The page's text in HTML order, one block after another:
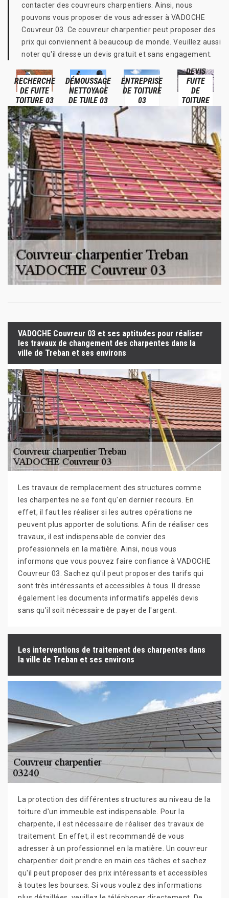
contacter des couvreurs charpentiers. Ainsi, nous
pouvons vous proposer de vous adresser à VADOCHE
Couvreur 03. Ce couvreur charpentier peut proposer des
prix qui conviennent à beaucoup de monde. Veuillez aussi
noter qu'il dresse un devis gratuit et sans engagement.
RECHERCHE
DE FUITE
TOITURE 03
DÉMOUSSAGE
NETTOYAGE
DE TUILE 03
ENTREPRISE
DE TOITURE
03
DEVIS
FUITE
DE
TOITURE
03
VADOCHE Couvreur 03 et ses aptitudes pour réaliser
les travaux de changement des charpentes dans la
ville de Treban et ses environs
Les travaux de remplacement des structures comme
les charpentes ne se font qu'en dernier recours. En
effet, il faut les réaliser si les autres opérations ne
peuvent plus apporter de solutions. Afin de réaliser ces
travaux, il est indispensable de convier des
professionnels en la matière. Ainsi, nous vous
informons que vous pouvez faire confiance à VADOCHE
Couvreur 03. Sachez qu'il peut proposer des tarifs qui
sont très intéressants et accessibles à tous. Il dresse
également les documents informatifs appelés devis
sans qu'il soit nécessaire de payer de l'argent.
Les interventions de traitement des charpentes dans
la ville de Treban et ses environs
La protection des différentes structures au niveau de la
toiture d'un immeuble est indispensable. Pour la
charpente, il est nécessaire de réaliser des travaux de
traitement. En effet, il est recommandé de vous
adresser à un professionnel en la matière. Un couvreur
charpentier doit prendre en main ces tâches et sachez
qu'il peut proposer des prix intéressants et accessibles
à toutes les bourses. Si vous voulez des informations